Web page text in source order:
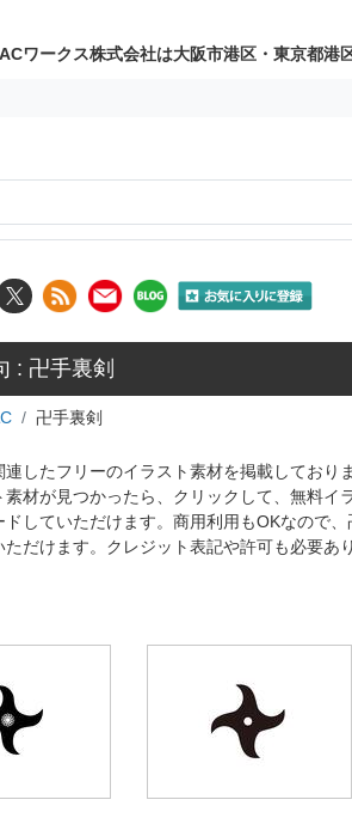
ACワークス株式会社は大阪市港区・東京都港
: 卍手裏剣
卍手裏剣
連したフリーのイラスト素材を掲載してお
素材が見つかったら、クリックして、無料
ドしていただけます。商用利用もOKなので
ただけます。クレジット表記や許可も必要あ